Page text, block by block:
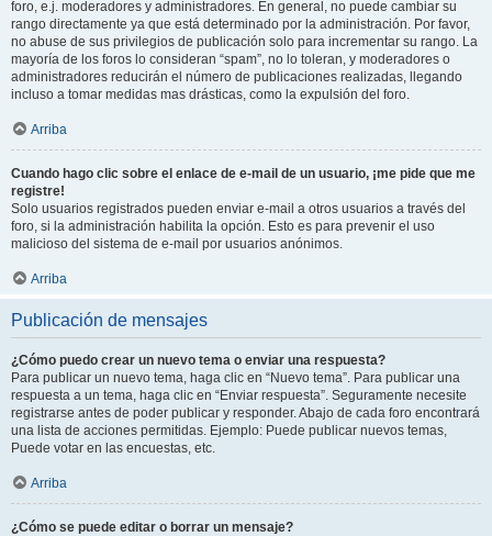
foro, e.j. moderadores y administradores. En general, no puede cambiar su
rango directamente ya que está determinado por la administración. Por favor,
no abuse de sus privilegios de publicación solo para incrementar su rango. La
mayoría de los foros lo consideran “spam”, no lo toleran, y moderadores o
administradores reducirán el número de publicaciones realizadas, llegando
incluso a tomar medidas mas drásticas, como la expulsión del foro.
Arriba
Cuando hago clic sobre el enlace de e-mail de un usuario, ¡me pide que me
registre!
Solo usuarios registrados pueden enviar e-mail a otros usuarios a través del
foro, si la administración habilita la opción. Esto es para prevenir el uso
malicioso del sistema de e-mail por usuarios anónimos.
Arriba
Publicación de mensajes
¿Cómo puedo crear un nuevo tema o enviar una respuesta?
Para publicar un nuevo tema, haga clic en “Nuevo tema”. Para publicar una
respuesta a un tema, haga clic en “Enviar respuesta”. Seguramente necesite
registrarse antes de poder publicar y responder. Abajo de cada foro encontrará
una lista de acciones permitidas. Ejemplo: Puede publicar nuevos temas,
Puede votar en las encuestas, etc.
Arriba
¿Cómo se puede editar o borrar un mensaje?